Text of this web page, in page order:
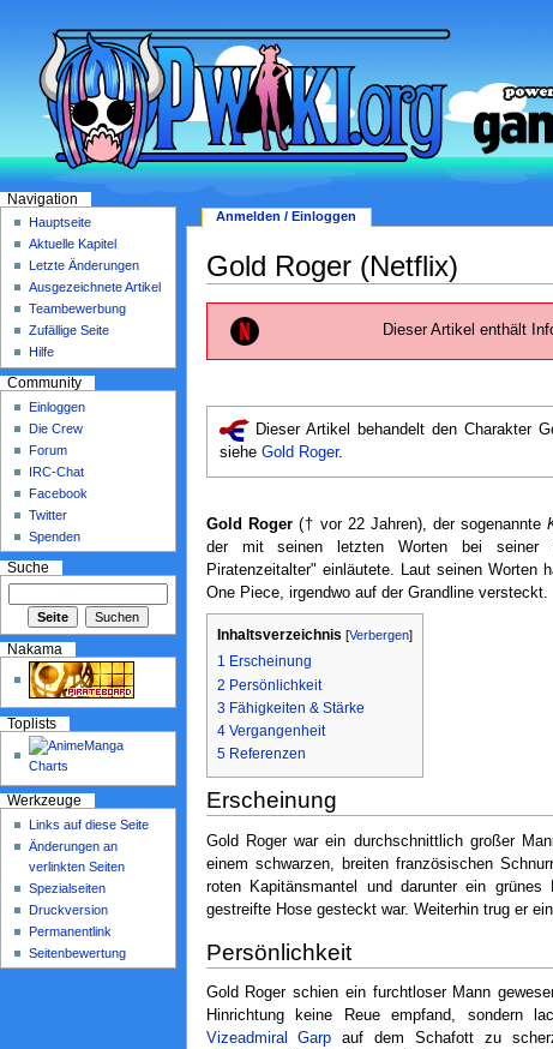
Gold Roger (Netflix)
Dieser Artikel enthält
Dieser Artikel behandelt den Charakter
siehe Gold Roger.
Gold Roger(† vor 22 Jahren), der sogenannte
der mit seinen letzten Worten bei seiner
Piratenzeitalter" einläutete. Laut seinen Worten
One Piece, irgendwo auf der Grandline versteckt.
Inhaltsverzeichnis [Verbergen]
1 Erscheinung
2 Persönlichkeit
3 Fähigkeiten & Stärke
4 Vergangenheit
5 Referenzen
Erscheinung
Gold Roger war ein durchschnittlich großer
einem schwarzen, breiten französischen
roten Kapitänsmantel und darunter ein
gestreifte Hose gesteckt war. Weiterhin trug er
Persönlichkeit
Gold Roger schien ein furchtloser Mann
Hinrichtung keine Reue empfand, sondern
Vizeadmiral Garp auf dem Schafott zu
Anmelden / Einloggen
Navigation
Hauptseite
Aktuelle Kapitel
Letzte Änderungen
Ausgezeichnete Artikel
Teambewerbung
Zufällige Seite
Hilfe
Community
Einloggen
Die Crew
Forum
IRC-Chat
Facebook
Twitter
Spenden
Suche
Nakama
Toplists
Werkzeuge
Links auf diese Seite
Änderungen an
verlinkten Seiten
Spezialseiten
Druckversion
Permanentlink
Seitenbewertung